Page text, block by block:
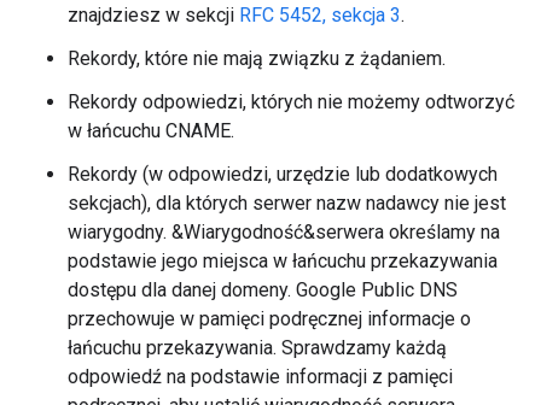
znajdziesz w sekcji RFC 5452, sekcja 3.
Rekordy, które nie mają związku z żądaniem.
Rekordy odpowiedzi, których nie możemy odtworzyć
w łańcuchu CNAME.
Rekordy (w odpowiedzi, urzędzie lub dodatkowych
sekcjach), dla których serwer nazw nadawcy nie jest
wiarygodny. &Wiarygodność&serwera określamy na
podstawie jego miejsca w łańcuchu przekazywania
dostępu dla danej domeny. Google Public DNS
przechowuje w pamięci podręcznej informacje o
łańcuchu przekazywania. Sprawdzamy każdą
odpowiedź na podstawie informacji z pamięci